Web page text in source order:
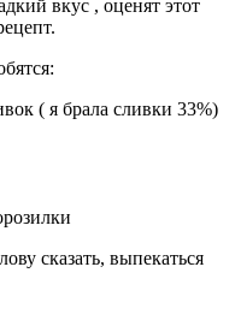
вкус , оценят этот
( я брала сливки 33%)
сказать, выпекаться